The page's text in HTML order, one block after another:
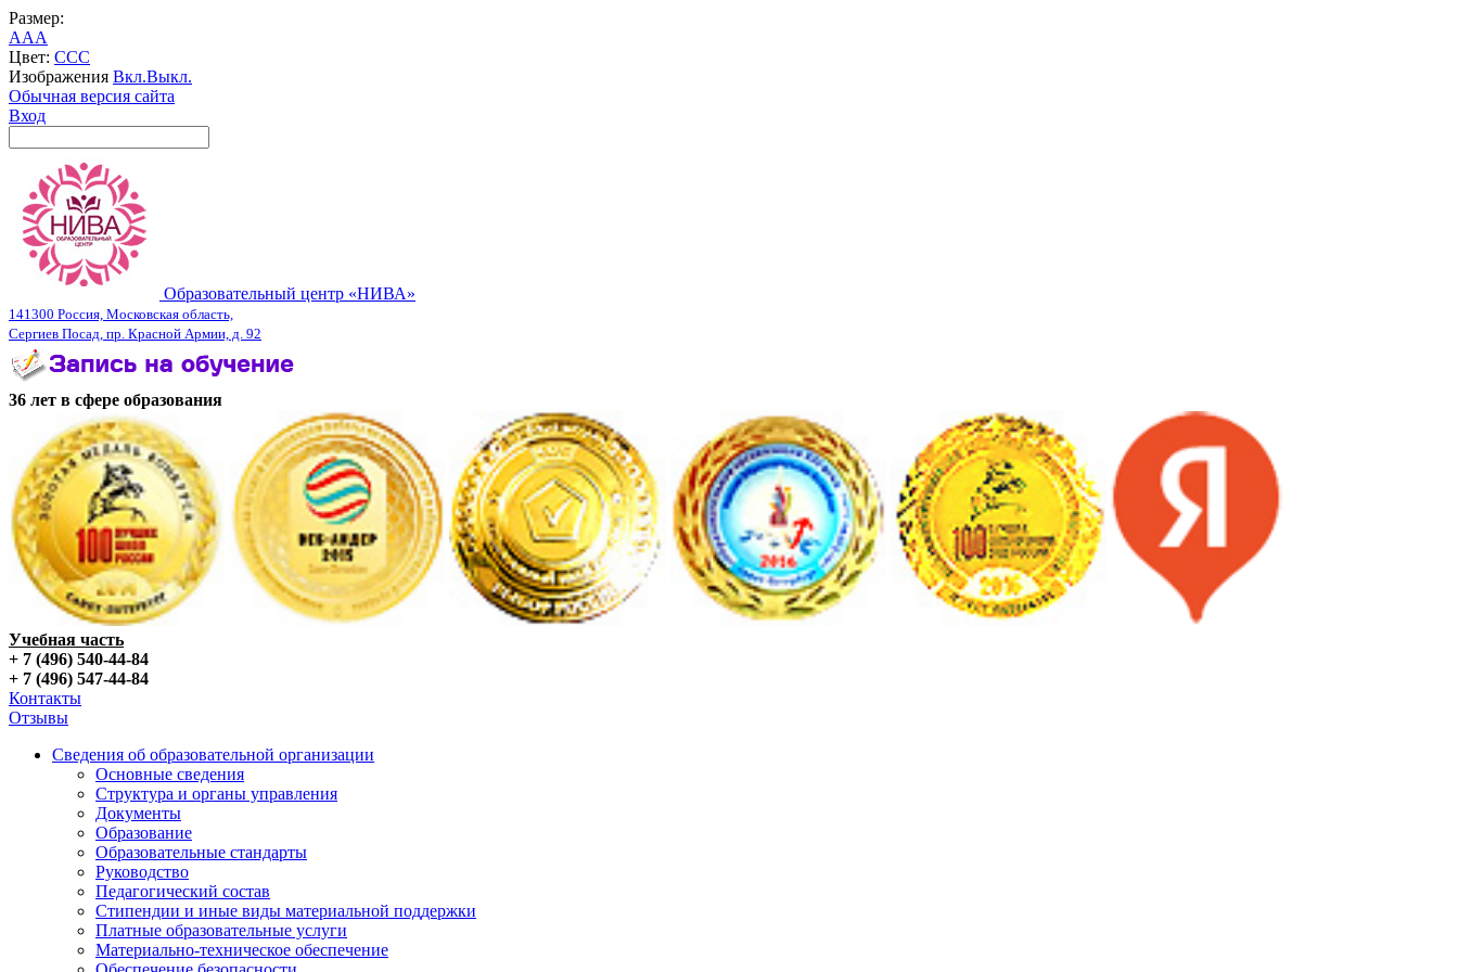
Размер:
AAA
Цвет: CCC
Изображения Вкл.Выкл.
Обычная версия сайта
Вход
Образовательный центр «НИВА»
141300 Россия, Московская область,
Сергиев Посад, пр. Красной Армии, д. 92
36 лет в сфере образования
Учебная часть
+ 7 (496) 540-44-84
+ 7 (496) 547-44-84
Контакты
Отзывы
Сведения об образовательной организации
Основные сведения
Структура и органы управления
Документы
Образование
Образовательные стандарты
Руководство
Педагогический состав
Стипендии и иные виды материальной поддержки
Платные образовательные услуги
Материально-техническое обеспечение